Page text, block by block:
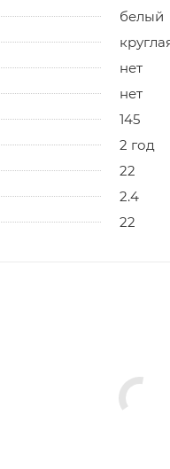
белый
нет
нет
145
2 год
22
2.4
22